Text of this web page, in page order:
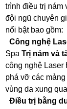
trình điều trị nám
đội ngũ chuyên
nổi bật bao gồm:
Công nghệ
SpaTrị nám và
công nghệ Laser
phá vỡ các
vùng da xung
Điều trị bằng